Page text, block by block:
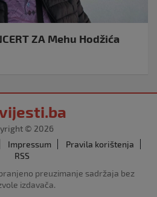
ZA Mehu Hodžića
© 2026
Impressum
Pravila korištenja
RSS
preuzimanje sadržaja bez
izdavača.